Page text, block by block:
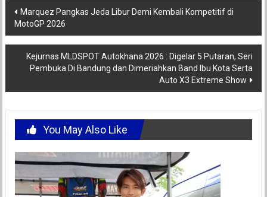
Post
navigation
Marquez Pangkas Jeda Libur Demi Kembali Kompetitif di
MotoGP 2026
Kejurnas MLDSPOT Autokhana 2026 : Digelar 5 Putaran, Seri
Pembuka Di Bandung dan Dimeriahkan Band Ibu Kota Serta
Auto X3 Extreme Show
You May Also Like